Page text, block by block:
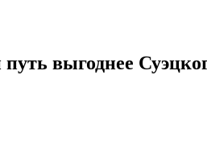
выгоднее